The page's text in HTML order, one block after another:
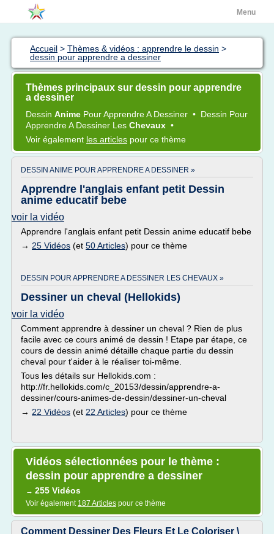
Menu
Accueil > Thèmes & vidéos : apprendre le dessin >
dessin pour apprendre a dessiner
Thèmes principaux sur dessin pour apprendre
a dessiner
Dessin Anime PourApprendreA Dessiner • Dessin Pour
ApprendreA Dessiner Les Chevaux •
Voir également les articles pour ce thème
DESSIN ANIME POUR APPRENDRE A DESSINER »
Apprendre l'anglais enfant petit Dessin
anime educatif bebe
voir la vidéo
Apprendre l'anglais enfant petit Dessin anime educatif bebe
→ 25 Vidéos (et 50 Articles) pour ce thème
DESSIN POUR APPRENDRE A DESSINER LES CHEVAUX »
Dessiner un cheval (Hellokids)
voir la vidéo
Comment apprendre à dessiner un cheval ? Rien de plus
facile avec ce cours animé de dessin ! Etape par étape, ce
cours de dessin animé détaille chaque partie du dessin
cheval pour t'aider à le réaliser toi-même.
Tous les détails sur Hellokids.com :
http://fr.hellokids.com/c_20153/dessin/apprendre-a-
dessiner/cours-animes-de-dessin/dessiner-un-cheval
→ 22 Vidéos (et 22 Articles) pour ce thème
Vidéos sélectionnées pour le thème :
dessin pour apprendre a dessiner
→ 255 Vidéos
Voir également 187 Articles pour ce thème
Comment Dessiner Des Fleurs Et Le Coloriser \